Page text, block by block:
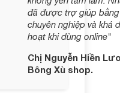
đã được trợ giúp bằng
chuyên nghiệp và khá
hoạt khi dùng online"
Chị Nguyễn Hiền
Bông Xù shop.